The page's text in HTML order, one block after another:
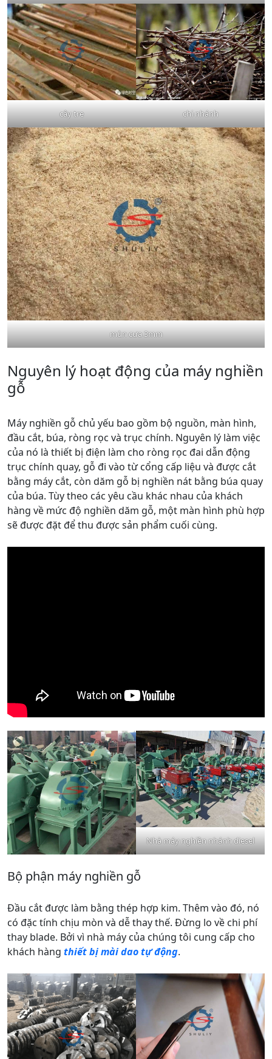
cây tre chi nhánh
mùn cưa 3mm
Nguyên lý hoạt động của máy nghiền
gỗ
Máy nghiền gỗ chủ yếu bao gồm bộ nguồn, màn hình,
đầu cắt, búa, ròng rọc và trục chính. Nguyên lý làm việc
của nó là thiết bị điện làm cho ròng rọc đai dẫn động
trục chính quay, gỗ đi vào từ cổng cấp liệu và được cắt
bằng máy cắt, còn dăm gỗ bị nghiền nát bằng búa quay
của búa. Tùy theo các yêu cầu khác nhau của khách
hàng về mức độ nghiền dăm gỗ, một màn hình phù hợp
sẽ được đặt để thu được sản phẩm cuối cùng.
Nhà máy nghiền nhánh diesel
Bộ phận máy nghiền gỗ
Đầu cắt được làm bằng thép hợp kim. Thêm vào đó, nó
có đặc tính chịu mòn và dễ thay thế. Đừng lo về chi phí
thay blade. Bởi vì nhà máy của chúng tôi cung cấp cho
khách hàng thiết bị mài dao tự động.